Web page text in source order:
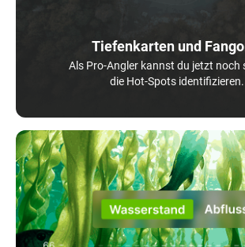
Tiefenkarten und
Als Pro-Angler kannst du jetzt noch
die Hot-Spots identifizieren.